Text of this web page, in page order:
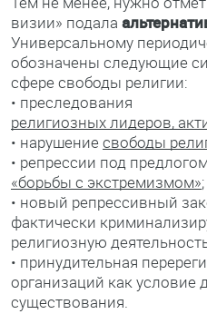
визии» подала
Универсальному
обозначены следующие
сфере свободы религии:
• преследования
религиозных лидеров,
• нарушениесвободы
• репрессии под предлогом
«борьбы с экстремизмом»;
• новый репрессивный
фактически
религиозную
• принудительная
организаций как условие
существования.